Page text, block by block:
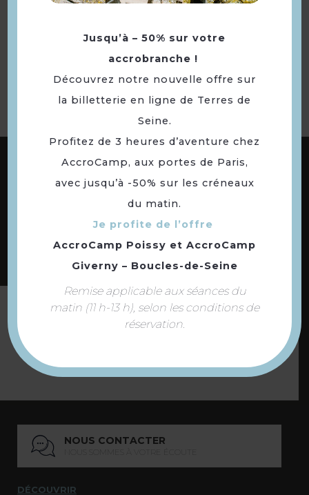
Retourner
à la sélection
DÉCOUVREZ LES
DE NOTRE TERRITOIRE
Suivez-nous
NOUS CONTACTER
DÉCOUVRIR
Jusqu’à – 50% sur votre
accrobranche !
Découvrez notre nouvelle offre sur
la billetterie en ligne de Terres de
Seine.
Profitez de 3 heures d’aventure chez
AccroCamp, aux portes de Paris,
avec jusqu’à -50% sur les créneaux
du matin.
Je profite de l’offre
AccroCamp Poissy et AccroCamp
Giverny – Boucles-de-Seine
Remise applicable aux séances du
matin (11 h-13 h), selon les conditions de
réservation.